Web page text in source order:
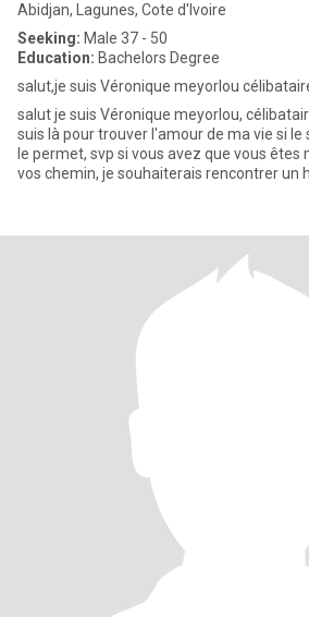
Abidjan, Lagunes, Cote d'Ivoire
Seeking: Male 37 - 50
Education: Bachelors Degree
salut,je suis Véronique meyorlou
salut je suis Véronique meyorlou,
suis là pour trouver l'amour de ma vie si
le permet, svp si vous avez que vous êtes
vos chemin, je souhaiterais rencontrer un